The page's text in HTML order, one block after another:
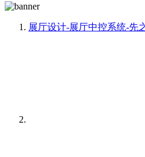
展厅设计-展厅中控系统-先